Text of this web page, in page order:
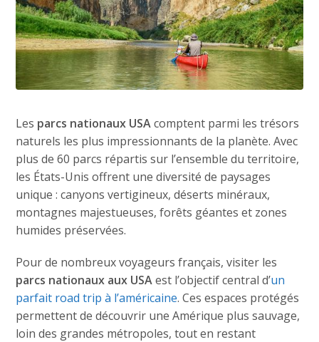
Les parcs nationaux USAcomptent parmi les trésors
naturels les plus impressionnants de la planète. Avec
plus de 60 parcs répartis sur l’ensemble du territoire,
les États-Unis offrent une diversité de paysages
unique : canyons vertigineux, déserts minéraux,
montagnes majestueuses, forêts géantes et zones
humides préservées.
Pour de nombreux voyageurs français, visiter les
parcs nationaux aux USAest l’objectif central d’un
parfait road trip à l’américaine. Ces espaces protégés
permettent de découvrir une Amérique plus sauvage,
loin des grandes métropoles, tout en restant